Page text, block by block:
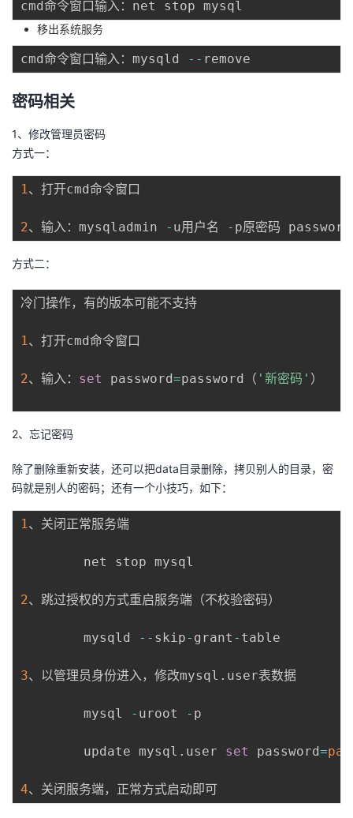
移出系统服务
cmd命令窗口输入：mysqld --
密码相关
1、修改管理员密码
方式一：
1、打开cmd命令窗口
2、输入：mysqladmin - u用户名 -
方式二：
冷门操作，有的版本可能不支持
1、打开cmd命令窗口
2、输入： set password=password（ '新密码' ）
2、忘记密码
除了删除重新安装，还可以把data目录删除，拷贝别人的目录，密
码就是别人的密码；还有一个小技巧，如下：
1、关闭正常服务端
2、跳过授权的方式重启服务端（不校验密码）
		mysqld
-- skip- grant - table
3、以管理员身份进入，修改mysql . user表数据
		mysql
- uroot - p
		update mysql
. user set password=
4